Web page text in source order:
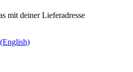
mit deiner Lieferadresse